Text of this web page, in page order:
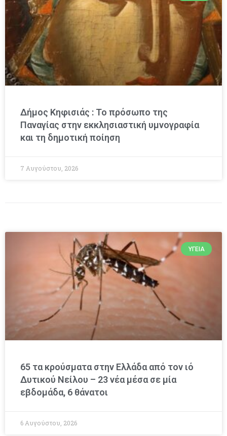
Δήμος Κηφισιάς : Το πρόσωπο της
Παναγίας στην εκκλησιαστική υμνογραφία
και τη δημοτική ποίηση
7 Αυγούστου, 2026
ΥΓΕΊΑ
65 τα κρούσματα στην Ελλάδα από τον ιό
Δυτικού Νείλου – 23 νέα μέσα σε μία
εβδομάδα, 6 θάνατοι
6 Αυγούστου, 2026